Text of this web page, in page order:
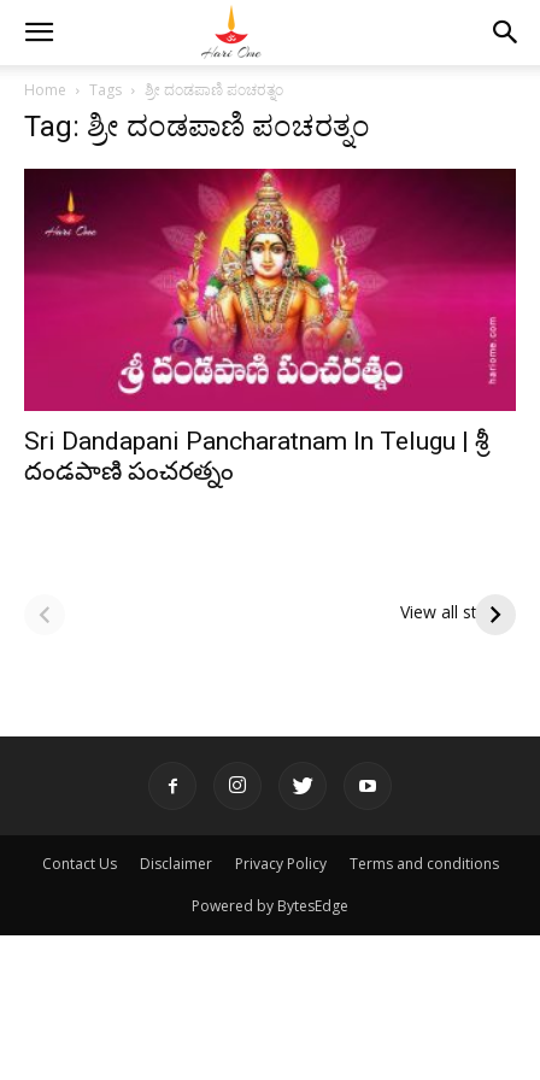
Home Tags ಶ್ರೀ ದಂಡಪಾಣಿ ಪಂಚರತ್ನಂ
Tag: ಶ್ರೀ ದಂಡಪಾಣಿ ಪಂಚರತ್ನಂ
Sri Dandapani Pancharatnam In Telugu | శ్రీ
దండపాణి పంచరత్నం
View all stories
పితృదేవతల ఆశీర్వాదం
ఇంద్రకీలాద్రి గిరి ప్రదక్షిణ
Contact Us Disclaimer Privacy Policy Terms and conditions
Powered by BytesEdge